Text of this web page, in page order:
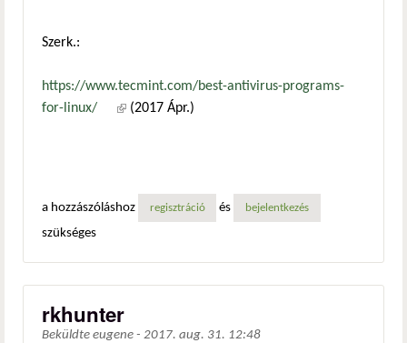
Szerk.:
https://www.tecmint.com/best-antivirus-programs-
for-linux/
(külső hivatkozás)
(2017 Ápr.)
a hozzászóláshoz regisztráció és bejelentkezés
szükséges
rkhunter
Beküldte eugene - 2017. aug. 31. 12:48